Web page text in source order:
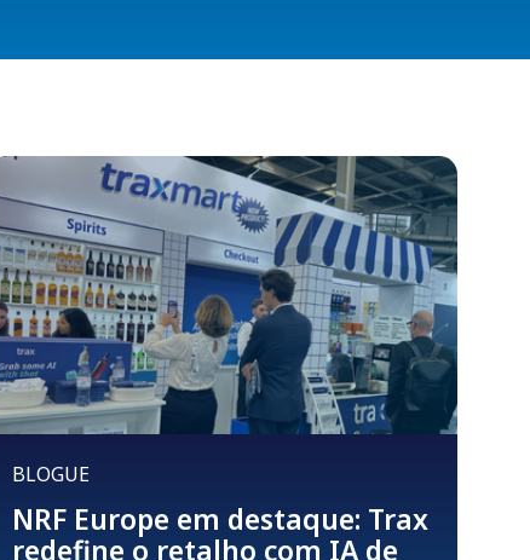
BLOGUE
NRF Europe em destaque: Trax
redefine o retalho com IA de